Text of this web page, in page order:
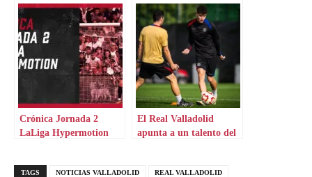
Crónica Jornada 2
LaLiga Hypermotion
El Real Valladolid
apunta a un talento del
TAGS NOTICIAS VALLADOLID REAL VALLADOLID